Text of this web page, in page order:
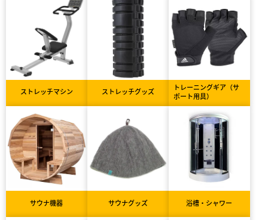
ストレッチマシン ストレッチグッズ
トレーニングギア（サ
ポート用具）
サウナ機器 サウナグッズ 浴槽・シャワー